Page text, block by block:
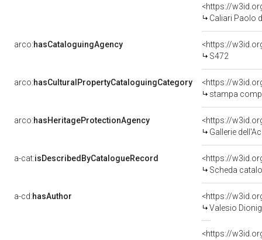
<https://
Caliari Paolo
arco:hasCataloguingAgency
<https://
S472
arco:hasCulturalPropertyCataloguingCategory
<https://
stampa
arco:hasHeritageProtectionAgency
<https://
Gallerie
a-cat:isDescribedByCatalogueRecord
<https://
Scheda
a-cd:hasAuthor
<https://
Valesio
<https://